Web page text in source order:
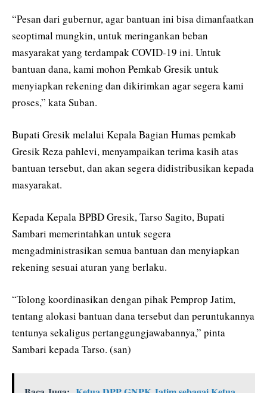
“Pesan dari gubernur, agar bantuan ini bisa dimanfaatkan
seoptimal mungkin, untuk meringankan beban
masyarakat yang terdampak COVID-19 ini. Untuk
bantuan dana, kami mohon Pemkab Gresik untuk
menyiapkan rekening dan dikirimkan agar segera kami
proses,” kata Suban.
Bupati Gresik melalui Kepala Bagian Humas pemkab
Gresik Reza pahlevi, menyampaikan terima kasih atas
bantuan tersebut, dan akan segera didistribusikan kepada
masyarakat.
Kepada Kepala BPBD Gresik, Tarso Sagito, Bupati
Sambari memerintahkan untuk segera
mengadministrasikan semua bantuan dan menyiapkan
rekening sesuai aturan yang berlaku.
“Tolong koordinasikan dengan pihak Pemprop Jatim,
tentang alokasi bantuan dana tersebut dan peruntukannya
tentunya sekaligus pertanggungjawabannya,” pinta
Sambari kepada Tarso. (san)